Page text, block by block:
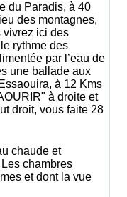
du Paradis, à 40
des montagnes,
vivrez ici des
rythme des
par l’eau de
une ballade aux
à 12 Kms
à droite et
droit, vous faite 28
chaude et
chambres
et dont la vue